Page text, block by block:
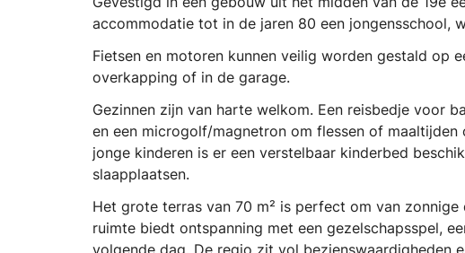
accommodatie tot in de jaren 80 een jongensschool,
Fietsen en motoren kunnen veilig worden gestald op
overkapping of in de garage.
Gezinnen zijn van harte welkom. Een reisbedje voor
en een microgolf/magnetron om flessen of
jonge kinderen is er een verstelbaar kinderbed
slaapplaatsen.
Het grote terras van 70 m² is perfect om van
ruimte biedt ontspanning met een gezelschapsspel,
volgende dag. De regio zit vol bezienswaardigheden